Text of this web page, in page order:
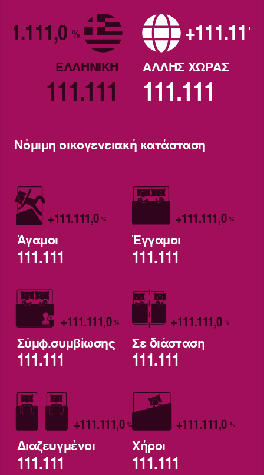
ΕΛΛΗΝΙΚΗ ΑΛΛΗΣ ΧΩΡΑΣ
111.111 111.111
%
Άγαμοι
111.111
+111.111,0%
Έγγαμοι
111.111
+111.111,0%
Σύμφ.συμβίωσης
111.111
+111.111,0%
Σε διάσταση
111.111
+111.111,0%
Διαζευγμένοι
111.111
+111.111,0%
Χήροι
111.111
+111.111,0%
Nόμιμη οικογενειακή κατάσταση